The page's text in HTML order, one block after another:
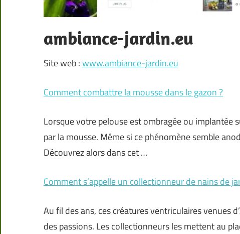
ambiance-jardin.eu
Site web :www.ambiance-jardin.eu
Comment combattre la mousse dans le gazon ?
Lorsque votre pelouse est ombragée ou
par la mousse. Même si ce phénomène semble
Découvrez alors dans cet …
Comment s’appelle un collectionneur de nains de
Au fil des ans, ces créatures ventriculaires venues
des passions. Les collectionneurs les mettent au